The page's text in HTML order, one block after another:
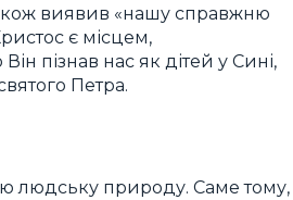
виявив «нашу справжню
є місцем,
пізнав нас як дітей у Сині,
Петра.
людську природу. Саме тому,